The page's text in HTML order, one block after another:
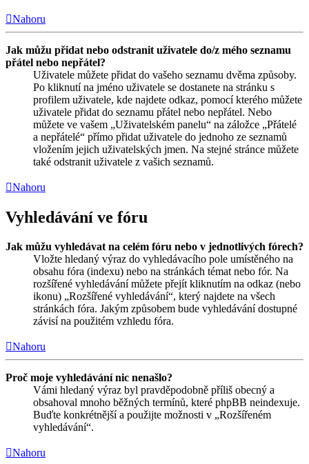
Nahoru
Jak můžu přidat nebo odstranit uživatele do/z mého seznamu
přátel nebo nepřátel?
Uživatele můžete přidat do vašeho seznamu dvěma způsoby.
Po kliknutí na jméno uživatele se dostanete na stránku s
profilem uživatele, kde najdete odkaz, pomocí kterého můžete
uživatele přidat do seznamu přátel nebo nepřátel. Nebo
můžete ve vašem „Uživatelském panelu“ na záložce „Přátelé
a nepřátelé“ přímo přidat uživatele do jednoho ze seznamů
vložením jejich uživatelských jmen. Na stejné stránce můžete
také odstranit uživatele z vašich seznamů.
Nahoru
Vyhledávání ve fóru
Jak můžu vyhledávat na celém fóru nebo v jednotlivých fórech?
Vložte hledaný výraz do vyhledávacího pole umístěného na
obsahu fóra (indexu) nebo na stránkách témat nebo fór. Na
rozšířené vyhledávání můžete přejít kliknutím na odkaz (nebo
ikonu) „Rozšířené vyhledávání“, který najdete na všech
stránkách fóra. Jakým způsobem bude vyhledávání dostupné
závisí na použitém vzhledu fóra.
Nahoru
Proč moje vyhledávání nic nenašlo?
Vámi hledaný výraz byl pravděpodobně příliš obecný a
obsahoval mnoho běžných termínů, které phpBB neindexuje.
Buďte konkrétnější a použijte možnosti v „Rozšířeném
vyhledávání“.
Nahoru